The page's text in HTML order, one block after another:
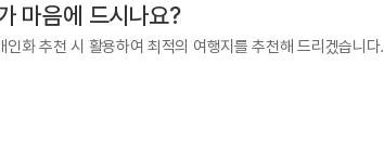
마음에 드시나요?
인화 추천 시 활용하여 최적의 여행지를 추천해 드리겠습니다.